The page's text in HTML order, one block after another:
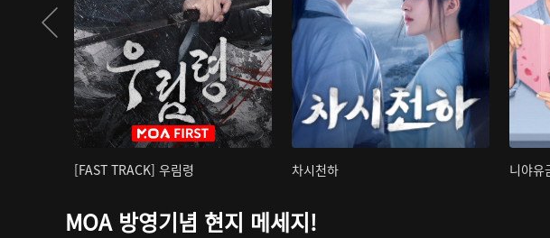
[FAST TRACK] 우림령 차시천하 니야유
MOA 방영기념 현지 메세지!